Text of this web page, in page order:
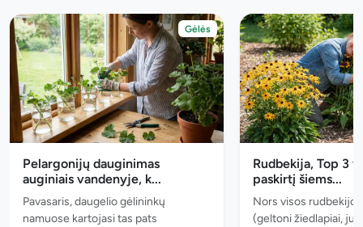
Gėlės
Pelargonijų dauginimas
auginiais vandenyje, k...
Pavasaris, daugelio gėlininkų
namuose kartojasi tas pats
Rudbekija, Top 3
paskirtį šiems...
Nors visos
(geltoni žiedlapiai,